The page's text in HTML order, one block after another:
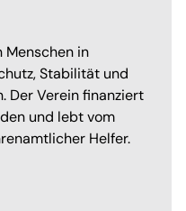
Menschen in
Stabilität und
Der Verein finanziert
und lebt vom
Helfer.